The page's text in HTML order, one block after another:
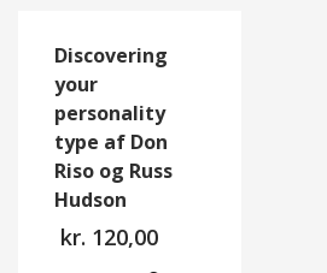
Discovering
your
personality
type af Don
Riso og Russ
Hudson
kr. 120,00